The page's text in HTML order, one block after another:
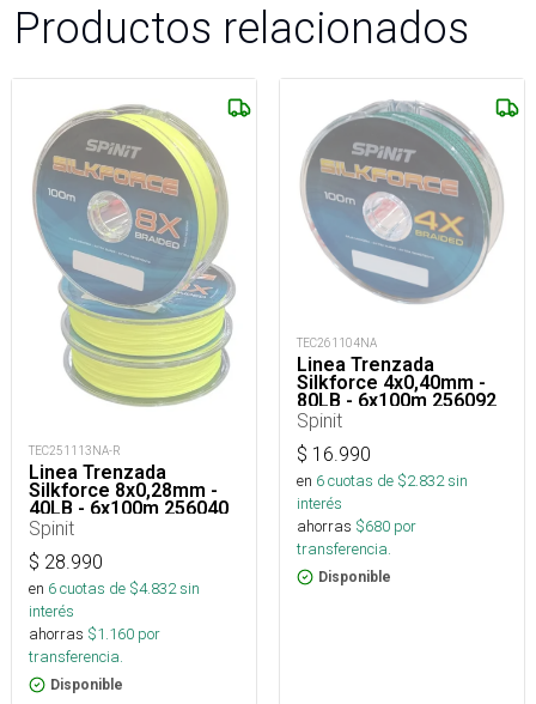
Productos relacionados
TEC251113NA-R
Linea Trenzada
Silkforce 8x0,28mm -
40LB - 6x100m 256040
Spinit
$ 28.990
en 6cuotas de $4.832sin
interés
ahorras $1.160 por
transferencia.
Disponible
TEC261104NA
Linea Trenzada
Silkforce 4x0,40mm -
80LB - 6x100m 256092
Spinit
$ 16.990
en 6cuotas de $2.832sin
interés
ahorras $680 por
transferencia.
Disponible